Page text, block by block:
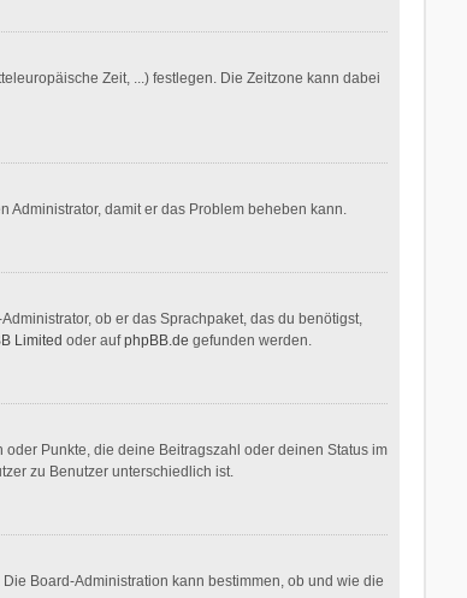
Zeit, ...) festlegen. Die Zeitzone kann dabei
Administrator, damit er das Problem beheben kann.
ob er das Sprachpaket, das du benötigst,
Limited oder aufphpBB.de gefunden werden.
Punkte, die deine Beitragszahl oder deinen Status im
zu Benutzer unterschiedlich ist.
Board-Administration kann bestimmen, ob und wie die